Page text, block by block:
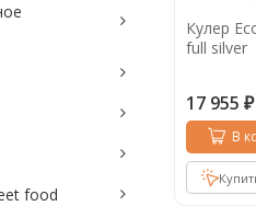
Кулер
full silver
17 955 ₽
В
food